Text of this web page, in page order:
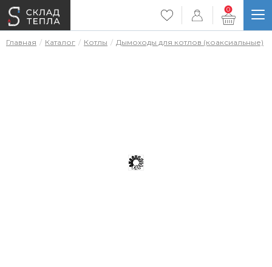
0
Главная Каталог Котлы Дымоходы для котлов (коаксиальные)